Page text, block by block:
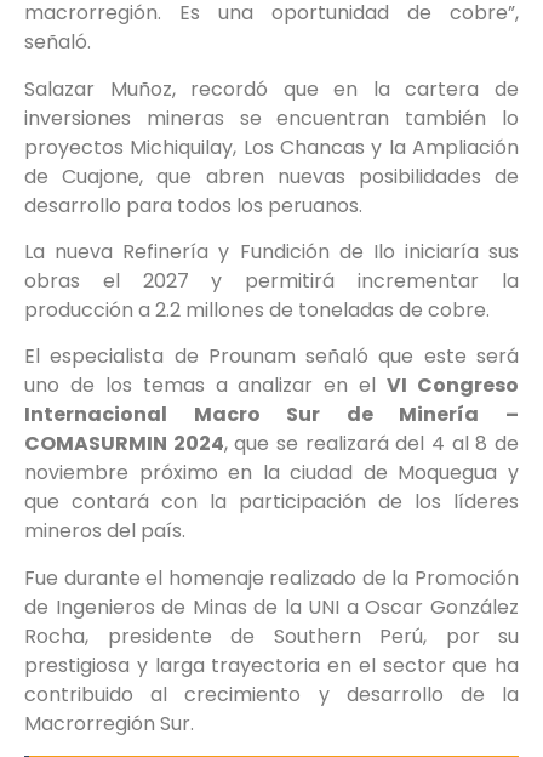
macrorregión. Es una oportunidad de cobre”,
señaló.
Salazar Muñoz, recordó que en la cartera de
inversiones mineras se encuentran también lo
proyectos Michiquilay, Los Chancas y la Ampliación
de Cuajone, que abren nuevas posibilidades de
desarrollo para todos los peruanos.
La nueva Refinería y Fundición de Ilo iniciaría sus
obras el 2027 y permitirá incrementar la
producción a 2.2 millones de toneladas de cobre.
El especialista de Prounam señaló que este será
uno de los temas a analizar en elVI Congreso
Internacional Macro Sur de Minería –
COMASURMIN 2024, que se realizará del 4 al 8 de
noviembre próximo en la ciudad de Moquegua y
que contará con la participación de los líderes
mineros del país.
Fue durante el homenaje realizado de la Promoción
de Ingenieros de Minas de la UNI a Oscar González
Rocha, presidente de Southern Perú, por su
prestigiosa y larga trayectoria en el sector que ha
contribuido al crecimiento y desarrollo de la
Macrorregión Sur.